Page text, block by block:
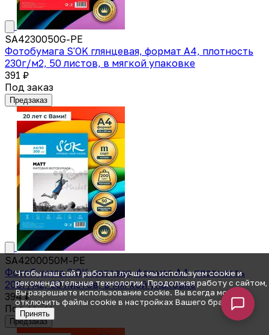
SA4230050G-PE
Фотобумага S'OK глянцевая, формат А4, плотность
230г/м2, 50 листов, в мягкой упаковке
391 ₽
Под заказ
Предзаказ
SA4200050M-PE
Фотобумага S'OK матовая, формат А4, плотность
200г/м2, 50 листов, в мягкой упаковке
394 ₽
Под заказ
Предзаказ
Чтобы наш сайт работал лучше мы используем cookie и
рекомендательные технологии. Продолжая работу с сайтом,
Вы разрешаете использование cookie. Вы всегда можете
отключить файлы cookie в настройках Вашего браузера.
Принять